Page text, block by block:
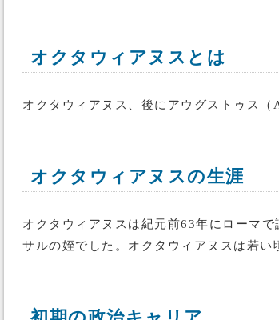
オクタウィアヌスとは
オクタウィアヌス、後にアウグストゥス
オクタウィアヌスの生涯
オクタウィアヌスは紀元前63年にローマ
サルの姪でした。オクタウィアヌスは若